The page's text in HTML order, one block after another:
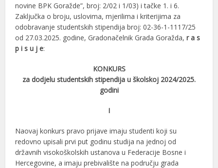
novine BPK Goražde”, broj: 2/02 i 1/03) i tačke 1. i 6.
Zaključka o broju, uslovima, mjerilima i kriterijima za
odobravanje studentskih stipendija broj: 02-36-1-1117/25
od 27.03.2025. godine, Gradonačelnik Grada Goražda,r a s
p i s u j e:
KONKURS
za dodjelu studentskih stipendija u školskoj 2024/2025.
godini
I
Naovaj konkurs pravo prijave imaju studenti koji su
redovno upisali prvi put godinu studija na jednoj od
državnih visokoškolskih ustanova u Federacije Bosne i
Hercegovine, a imaju prebivalište na području grada